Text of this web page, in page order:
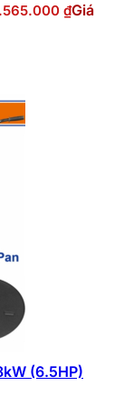
₫Giá
(6.5HP)